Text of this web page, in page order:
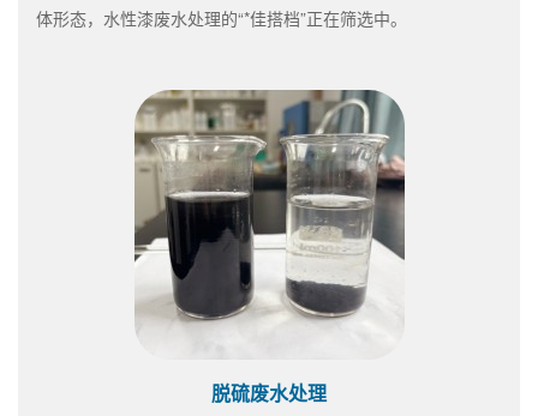
体形态，水性漆废水处理的“*佳搭档”正在筛选中。
脱硫废水处理